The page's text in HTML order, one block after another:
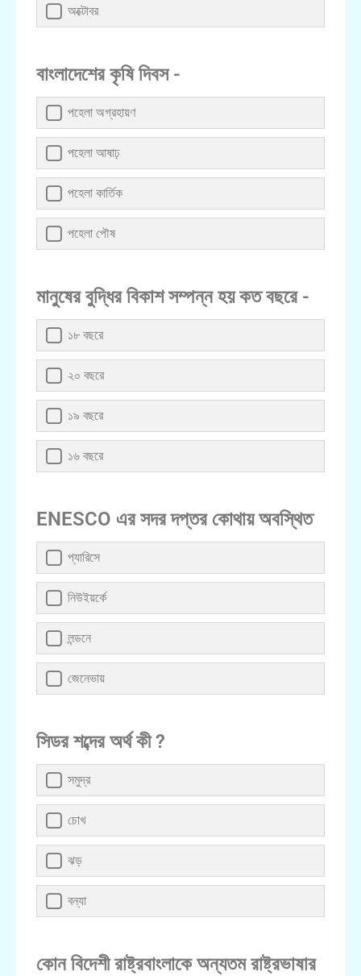
অক্টোবর
বাংলাদেশের কৃষি দিবস -
পহেলা অগ্রহায়ণ
পহেলা আষাঢ়
পহেলা কার্তিক
পহেলা পৌষ
মানুষের বুদ্ধির বিকাশ সম্পন্ন হয় কত বছরে -
১৮ বছরে
২০ বছরে
১৯ বছরে
১৬ বছরে
ENESCO এর সদর দপ্তর কোথায় অবস্থিত
প্যারিসে
নিউইয়র্কে
লন্ডনে
জেনেভায়
সিডর শব্দের অর্থ কী ?
সমুদ্র
চোখ
ঝড়
বন্যা
কোন বিদেশী রাষ্ট্রবাংলাকে অন্যতম রাষ্ট্রভাষার